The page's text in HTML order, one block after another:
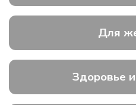
Для
Здоровье